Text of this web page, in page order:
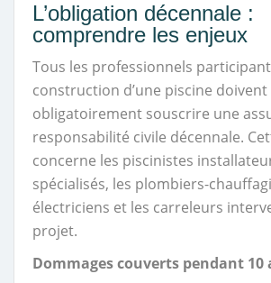
L’obligation décennale :
comprendre les enjeux
Tous les professionnels
construction d’une piscine doivent
obligatoirement souscrire une
responsabilité civile décennale.
concerne les piscinistes
spécialisés, les plombiers-
électriciens et les carreleurs
projet.
Dommages couverts pendant 10